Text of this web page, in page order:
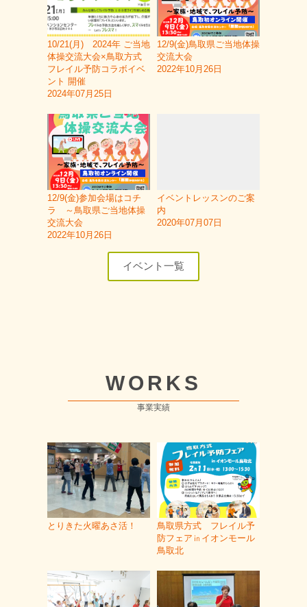
10/21(月) 2024年 ご当地
体操交流大会×鳥取方式
フレイル予防コラボイベ
ント 開催
2024年07月25日
12/9(金)鳥取県ご当地体操
交流大会
2022年10月26日
12/9(金)参加会場はコチ
ラ ～鳥取県ご当地体操
交流大会
2022年10月26日
イベントレッスンのご案
内
2020年07月07日
イベント一覧
WORKS
事業実績
とりきた火曜あさ活！
鳥取県方式 フレイル予
防フェア㏌イオンモール
鳥取北